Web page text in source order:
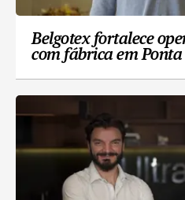
Belgotex fortalece
com fábrica em Ponta